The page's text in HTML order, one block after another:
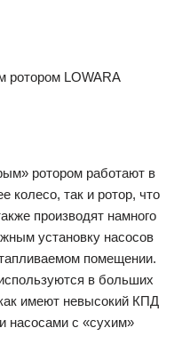
ротором работают в
колесо, так и ротор, что
производят намного
установку насосов
помещении.
в больших
имеют невысокий КПД
насосами с «сухим»